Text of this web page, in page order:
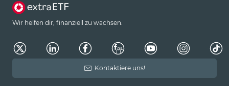
Wir helfen dir, finanziell zu wachsen.
Kontaktiere uns!